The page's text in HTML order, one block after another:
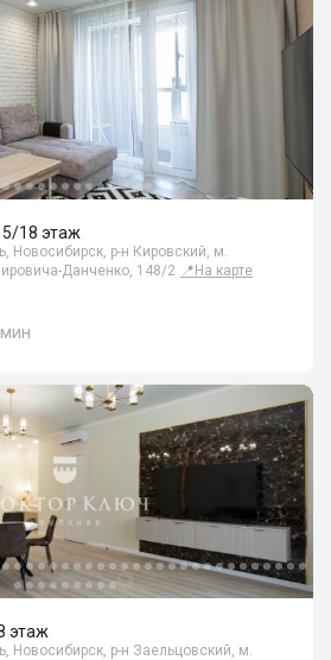
18 этаж
Новосибирск, р-н Кировский, м.
Данченко, 148/2 📍 На карте
этаж
Новосибирск, р-н Заельцовский, м.